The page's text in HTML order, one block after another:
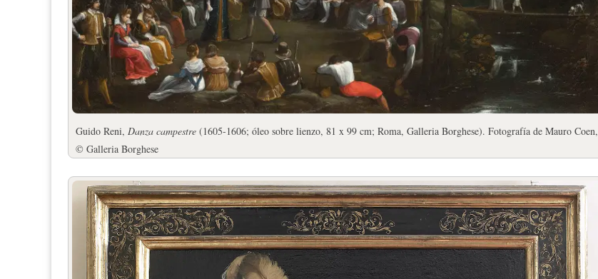
Guido Reni, Danza campestre (1605-1606; óleo sobre lienzo, 81 x 99 cm; Roma, Galleria Borghese). Fotografía de Mauro Coen,
© Galleria Borghese